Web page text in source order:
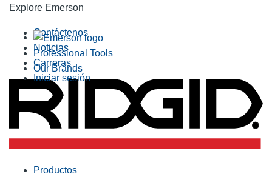
Explore Emerson
Professional Tools
Our Brands
Contáctenos
Noticias
Carreras
Iniciar sesión
Productos